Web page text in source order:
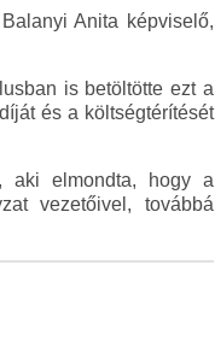
Anita képviselő,
is betöltötte ezt a
és a költségtérítését
aki elmondta, hogy a
vezetőivel, továbbá